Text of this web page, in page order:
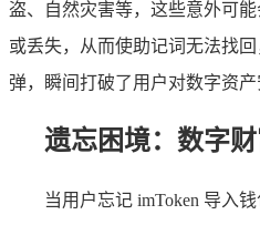
盗、自然灾害等，这些意外可
或丢失，从而使助记词无法找
弹，瞬间打破了用户对数字资产
遗忘困境：数字
当用户忘记 imToken 导入